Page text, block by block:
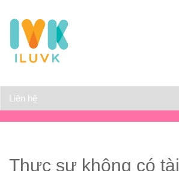
Thực sự không có